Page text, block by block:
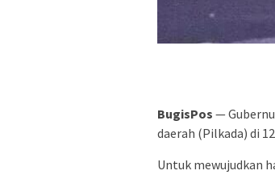
BugisPos —
daerah (Pilkada) di
Untuk mewujudkan